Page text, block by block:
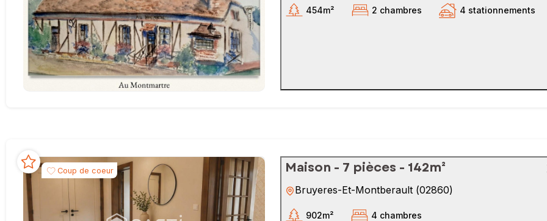
454m² 2 chambres 4 stationnements
Coup de coeur Maison - 7 pièces - 142m²
Bruyeres-Et-Montberault (02860)
902m² 4 chambres